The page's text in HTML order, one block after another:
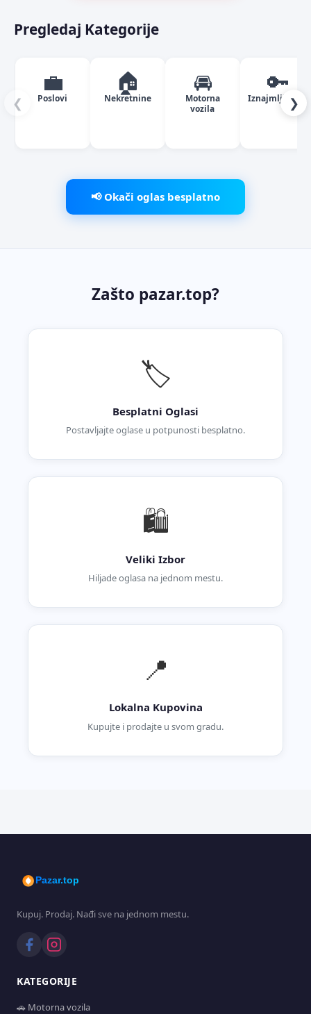
Pregledaj Kategorije
❮
💼
Poslovi
🏠
Nekretnine
🚘
Motorna
vozila
🔑
Iznajmljivanje
❯
📢 Okači oglas besplatno
Zašto pazar.top?
🏷️
Besplatni Oglasi
Postavljajte oglase u potpunosti besplatno.
🛍️
Veliki Izbor
Hiljade oglasa na jednom mestu.
📍
Lokalna Kupovina
Kupujte i prodajte u svom gradu.
Pazar.top
Kupuj. Prodaj. Nađi sve na jednom mestu.
KATEGORIJE
🚗 Motorna vozila